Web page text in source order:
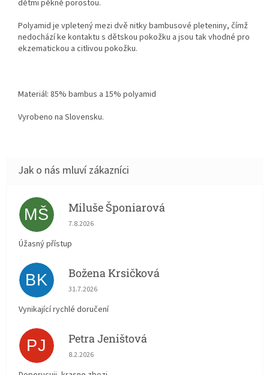
dětmi pěkně porostou.
Polyamid je vpletený mezi dvě nitky bambusové pleteniny, čímž
nedochází ke kontaktu s dětskou pokožku a jsou tak vhodné pro
ekzematickou a citlivou pokožku.
Materiál: 85% bambus a 15% polyamid
Vyrobeno na Slovensku.
MŠ Miluše Šponiarová
Hodnocení obchodu je 5 z 5 hvězdiček.
7.8.2026
Úžasný přístup
BK Božena Krsičková
Hodnocení obchodu je 5 z 5 hvězdiček.
31.7.2026
Vynikající rychlé doručení
PJ Petra Jeništová
Hodnocení obchodu je 5 z 5 hvězdiček.
8.2.2026